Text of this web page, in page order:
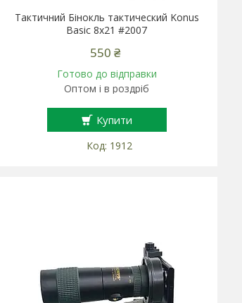
Тактичний Бінокль тактический Konus
Basic 8x21 #2007
550 ₴
Готово до відправки
Оптом і в роздріб
Купити
1912